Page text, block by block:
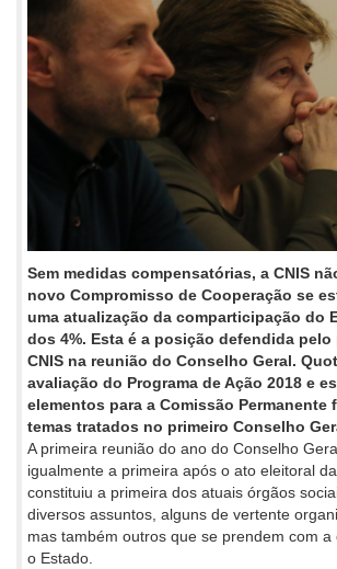
Sem medidas compensatórias, a CNIS
novo Compromisso de Cooperação se
uma atualização da comparticipação do
dos 4%. Esta é a posição defendida
CNIS na reunião do Conselho Geral.
avaliação do Programa de Ação 2018 e
elementos para a Comissão Permanente
temas tratados no primeiro Conselho
A primeira reunião do ano do Conselho
igualmente a primeira após o ato eleitoral
constituiu a primeira dos atuais órgãos
diversos assuntos, alguns de vertente
mas também outros que se prendem com a
o Estado.